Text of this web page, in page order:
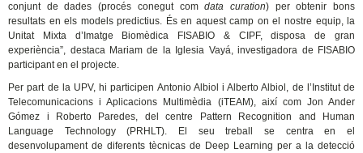
conjunt de dades (procés conegut comdata curation) per obtenir bons
resultats en els models predictius. És en aquest camp on el nostre equip, la
Unitat Mixta d’Imatge Biomèdica FISABIO & CIPF, disposa de gran
experiència”, destaca Mariam de la Iglesia Vayá, investigadora de FISABIO
participant en el projecte.
Per part de la UPV, hi participen Antonio Albiol i Alberto Albiol, de l’Institut de
Telecomunicacions i Aplicacions Multimèdia (iTEAM), així com Jon Ander
Gómez i Roberto Paredes, del centre Pattern Recognition and Human
Language Technology (PRHLT). El seu treball se centra en el
desenvolupament de diferents tècnicas de Deep Learning per a la detecció